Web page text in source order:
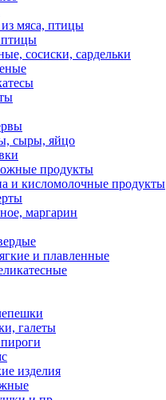
мяса, птицы
сосиски, сардельки
сыры, яйцо
продукты
и кисломолочные продукты
маргарин
и плавленные
галеты
изделия